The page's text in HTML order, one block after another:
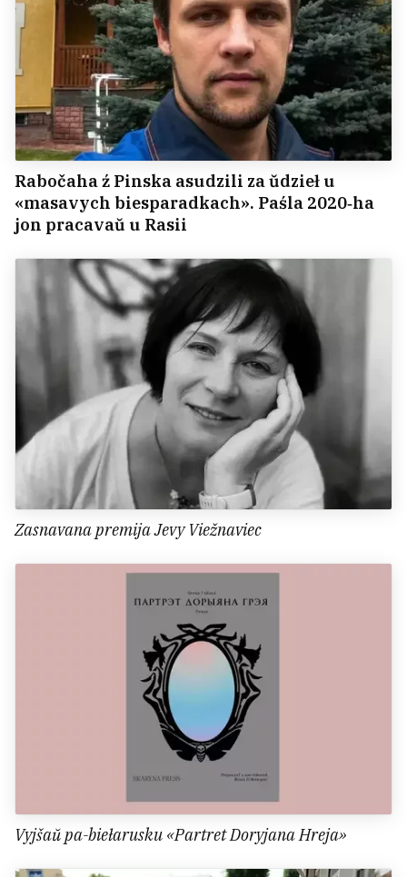
Rabočaha ź Pinska asudzili za ŭdzieł u
«masavych biesparadkach». Paśla 2020‑ha
jon pracavaŭ u Rasii
Zasnavana premija Jevy Viežnaviec
Vyjšaŭ pa-biełarusku «Partret Doryjana Hreja»